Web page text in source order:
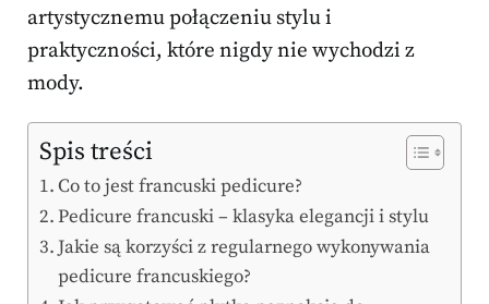
artystycznemu połączeniu stylu i
praktyczności, które nigdy nie wychodzi z
mody.
Spis treści
Co to jest francuski pedicure?
Pedicure francuski – klasyka elegancji i stylu
Jakie są korzyści z regularnego wykonywania
pedicure francuskiego?